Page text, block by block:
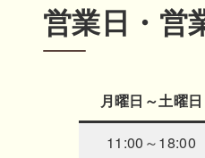
営業日・営
月曜日～土曜日
11:00～18:00